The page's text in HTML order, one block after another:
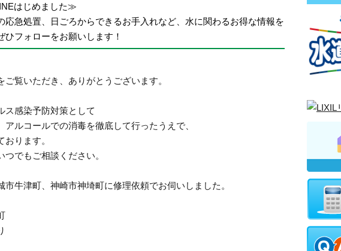
はじめました≫
応急処置、日ごろからできるお手入れなど、水に関わるお得な情報を
フォローをお願いします！
ご覧いただき、ありがとうございます。
ス感染予防対策として
ルコールでの消毒を徹底して行ったうえで、
ります。
でもご相談ください。
牛津町、神崎市神埼町に修理依頼でお伺いしました。